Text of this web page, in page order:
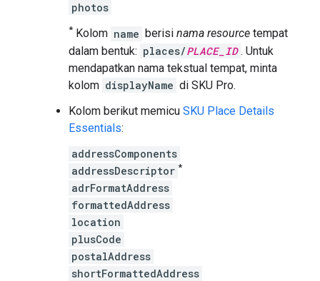
photos
* Kolom name berisi nama resource tempat
dalam bentuk: places/PLACE_ID . Untuk
mendapatkan nama tekstual tempat, minta
kolom displayName di SKU Pro.
Kolom berikut memicu SKU Place Details
Essentials:
addressComponents
addressDescriptor *
adrFormatAddress
formattedAddress
location
plusCode
postalAddress
shortFormattedAddress